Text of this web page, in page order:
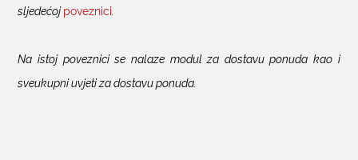
sljedećojpoveznici
Na istoj poveznici se nalaze modul za dostavu ponuda kao i
sveukupni uvjeti za dostavu ponuda.